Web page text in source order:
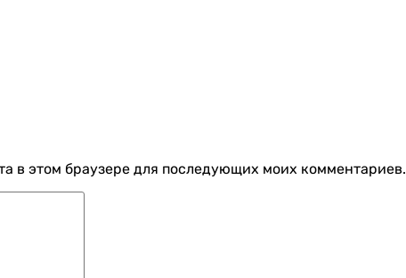
в этом браузере для последующих моих комментариев.